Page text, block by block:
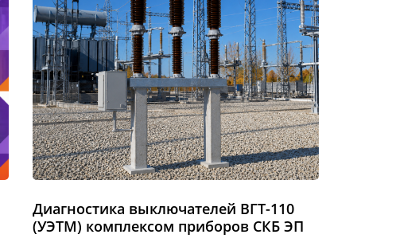
Диагностика выключателей ВГТ-110
(УЭТМ) комплексом приборов СКБ ЭП